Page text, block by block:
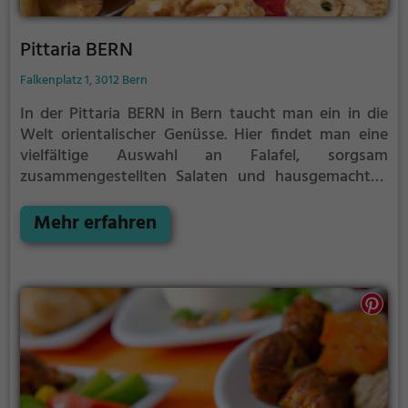
Pittaria BERN
Falkenplatz 1, 3012 Bern
In der Pittaria BERN in Bern taucht man ein in die
Welt orientalischer Genüsse. Hier findet man eine
vielfältige Auswahl an Falafel, sorgsam
zusammengestellten Salaten und hausgemachten
Restaurant eine breite Palette an köstlichen
Gerichten. Tauche ein in die Atmosphäre, spüre das
verschiedensten Getränke und Speisen. Die Pittaria
BERN ist der perfekte Ort, um sich kulinarisch
verwöhnen zu lassen und ein Stück Orient in der
Schweiz zu erleben.
Mehr erfahren